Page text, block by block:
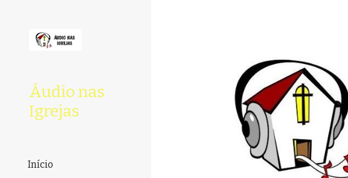
Áudio nas
Igrejas
Início